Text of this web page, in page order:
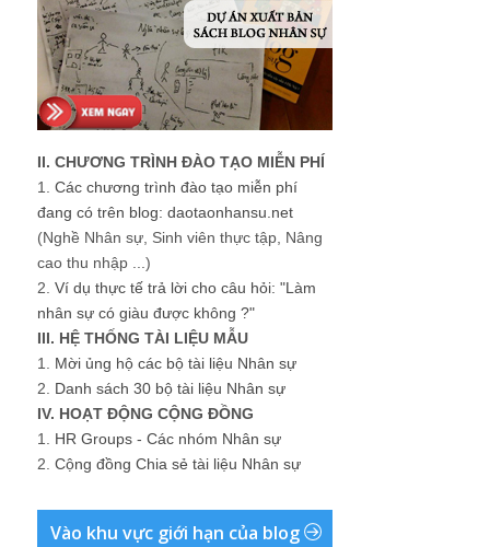
II. CHƯƠNG TRÌNH ĐÀO TẠO MIỄN PHÍ
1. Các chương trình đào tạo miễn phí
đang có trên blog: daotaonhansu.net
(Nghề Nhân sự, Sinh viên thực tập, Nâng
cao thu nhập ...)
2. Ví dụ thực tế trả lời cho câu hỏi: "Làm
nhân sự có giàu được không ?"
III. HỆ THỐNG TÀI LIỆU MẪU
1. Mời ủng hộ các bộ tài liệu Nhân sự
2. Danh sách 30 bộ tài liệu Nhân sự
IV. HOẠT ĐỘNG CỘNG ĐỒNG
1. HR Groups - Các nhóm Nhân sự
2. Cộng đồng Chia sẻ tài liệu Nhân sự
Vào khu vực giới hạn của blog